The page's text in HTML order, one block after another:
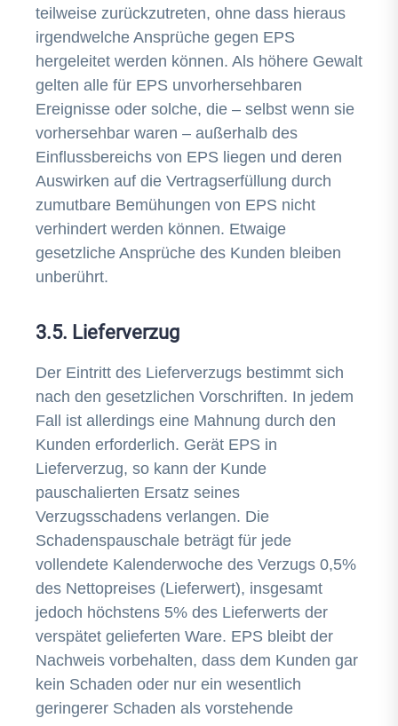
teilweise zurückzutreten, ohne dass hieraus
irgendwelche Ansprüche gegen EPS
hergeleitet werden können. Als höhere Gewalt
gelten alle für EPS unvorhersehbaren
Ereignisse oder solche, die – selbst wenn sie
vorhersehbar waren – außerhalb des
Einflussbereichs von EPS liegen und deren
Auswirken auf die Vertragserfüllung durch
zumutbare Bemühungen von EPS nicht
verhindert werden können. Etwaige
gesetzliche Ansprüche des Kunden bleiben
unberührt.
3.5. Lieferverzug
Der Eintritt des Lieferverzugs bestimmt sich
nach den gesetzlichen Vorschriften. In jedem
Fall ist allerdings eine Mahnung durch den
Kunden erforderlich. Gerät EPS in
Lieferverzug, so kann der Kunde
pauschalierten Ersatz seines
Verzugsschadens verlangen. Die
Schadenspauschale beträgt für jede
vollendete Kalenderwoche des Verzugs 0,5%
des Nettopreises (Lieferwert), insgesamt
jedoch höchstens 5% des Lieferwerts der
verspätet gelieferten Ware. EPS bleibt der
Nachweis vorbehalten, dass dem Kunden gar
kein Schaden oder nur ein wesentlich
geringerer Schaden als vorstehende